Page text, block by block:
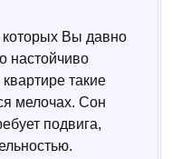
которых Вы давно
настойчиво
такие
мелочах. Сон
подвига,